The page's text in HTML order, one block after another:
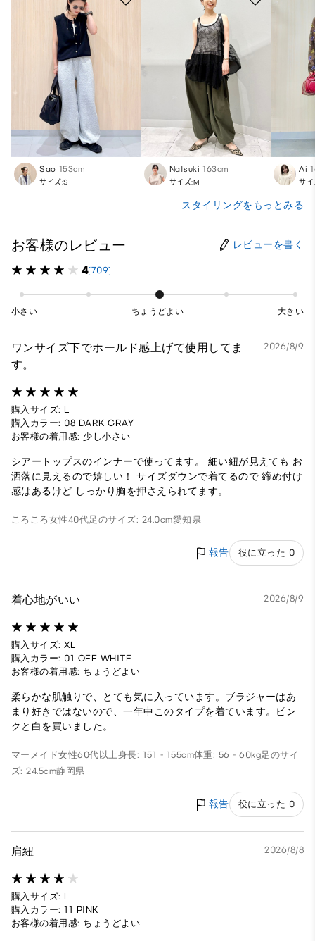
Sao 153cm
サイズ:S
Natsuki 163cm
サイズ:M
Ai
サ
スタイリングをもっとみる
お客様のレビュー レビューを書く
4(709)
小さい ちょうどよい 大きい
ワンサイズ下でホールド感上げて使用してま
す。
2026/8/9
購入サイズ: L
購入カラー: 08 DARK GRAY
お客様の着用感: 少し小さい
シアートップスのインナーで使ってます。 細い紐が見えても お
洒落に見えるので嬉しい！ サイズダウンで着てるので 締め付け
感はあるけど しっかり胸を押さえられてます。
ころころ 女性40代足のサイズ: 24.0cm愛知県
報告 役に立った 0
着心地がいい 2026/8/9
購入サイズ: XL
購入カラー: 01 OFF WHITE
お客様の着用感: ちょうどよい
柔らかな肌触りで、とても気に入っています。ブラジャーはあ
まり好きではないので、一年中このタイプを着ています。ピン
クと白を買いました。
マーメイド女性60代以上身長: 151 - 155cm体重: 56 - 60kg足のサイ
ズ: 24.5cm静岡県
報告 役に立った 0
肩紐 2026/8/8
購入サイズ: L
購入カラー: 11 PINK
お客様の着用感: ちょうどよい